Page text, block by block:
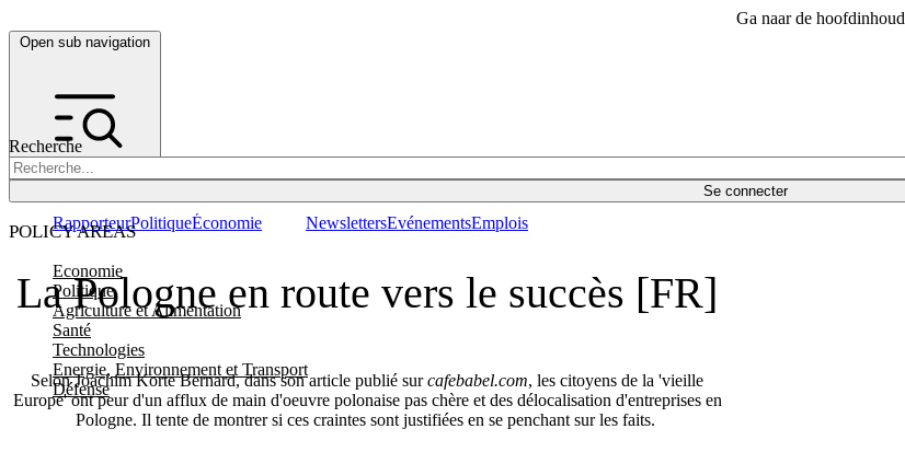
Ga naar de hoofdinhoud
Open sub navigation
Recherche
Se connecter
POLICY AREAS
Economie
Politique
Agriculture et Alimentation
Santé
Technologies
Energie, Environnement et Transport
Défense
RapporteurPolitiqueÉconomie NewslettersEvénementsEmplois
La Pologne en route vers le succès [FR]
Selon Joachim Korte Bernard, dans son article publié surcafebabel.com, les citoyens de la 'vieille
Europe' ont peur d'un afflux de main d'oeuvre polonaise pas chère et des délocalisation d'entreprises en
Pologne. Il tente de montrer si ces craintes sont justifiées en se penchant sur les faits.